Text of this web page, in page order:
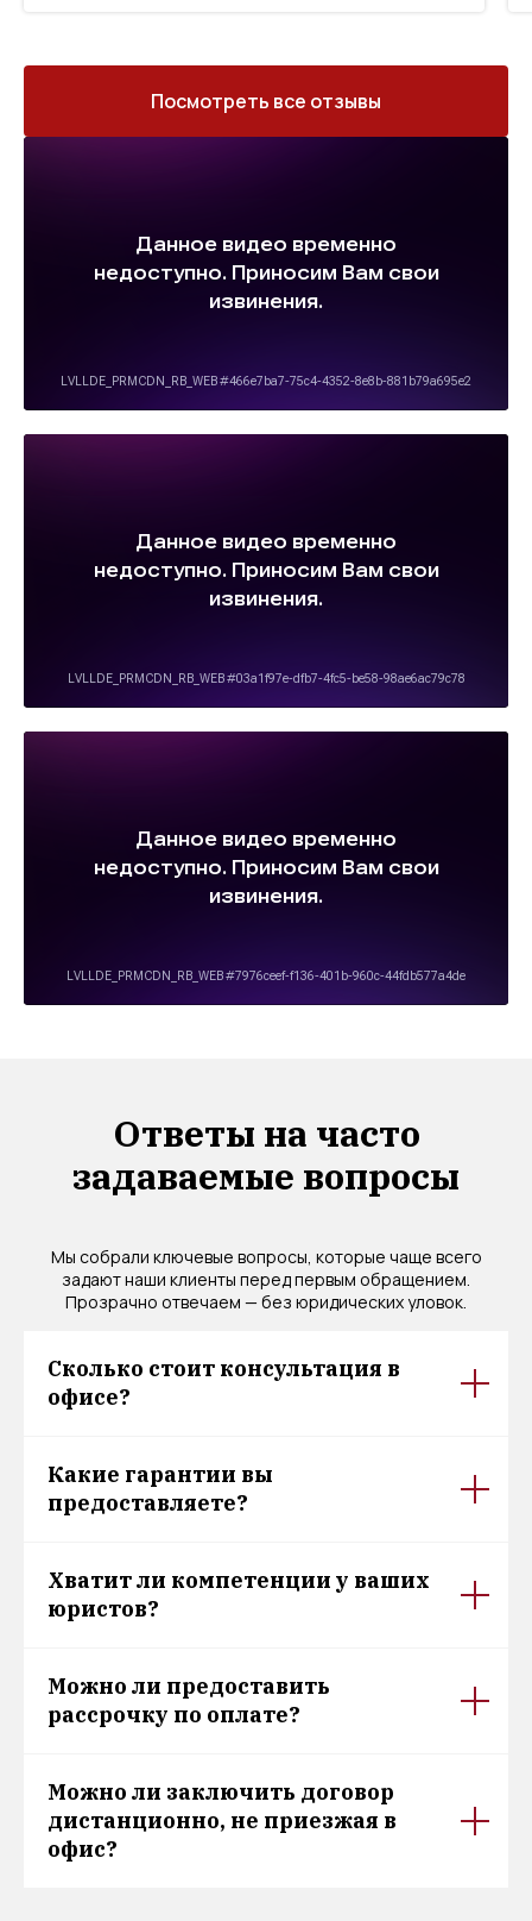
Посмотреть все отзывы
Ответы на часто
задаваемые вопросы
Мы собрали ключевые вопросы, которые чаще всего
задают наши клиенты перед первым обращением.
Прозрачно отвечаем — без юридических уловок.
Сколько стоит консультация в
офисе?
Какие гарантии вы
предоставляете?
Хватит ли компетенции у ваших
юристов?
Можно ли предоставить
рассрочку по оплате?
Можно ли заключить договор
дистанционно, не приезжая в
офис?